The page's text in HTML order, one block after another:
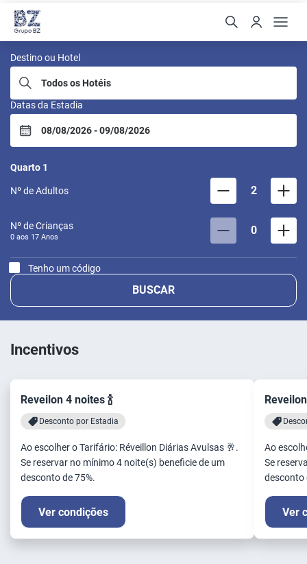
BZ Buzios
Destino ou Hotel
Datas da Estadia
Quarto 1
Nº de Adultos 2
Nº de Crianças
0 aos 17 Anos 0
Tenho um código
BUSCAR
Incentivos
Reveilon 4 noites 🍾
Desconto por Estadia
Ao escolher o Tarifário: Réveillon Diárias Avulsas 🥂.
Se reservar no mínimo 4 noite(s) beneficie de um
desconto de 75%.
Ver condições
Ao
Se
desconto
Ver